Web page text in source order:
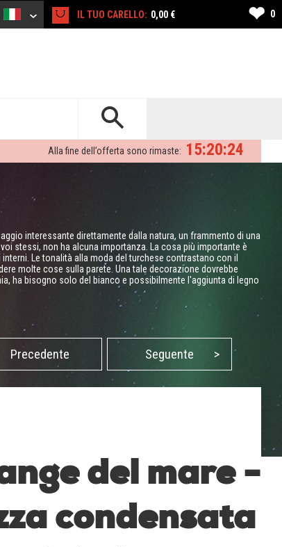
IL TUO CARELLO: 0,00 € ❤ 0
15:20:23
Alla fine dell’offerta sono rimaste:
interessante direttamente dalla natura, un frammento di una
stessi, non ha alcuna importanza. La cosa più importante è
Le tonalità alla moda del turchese contrastano con il
molte cose sulla parete. Una tale decorazione dovrebbe
ha bisogno solo del bianco e possibilmente l'aggiunta di legno
Precedente Seguente >
del mare -
condensata